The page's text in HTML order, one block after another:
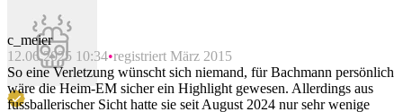
c_meier
12.06.2025 10:34 registriert März 2015
So eine Verletzung wünscht sich niemand, für Bachmann persönlich
wäre die Heim-EM sicher ein Highlight gewesen. Allerdings aus
fussballerischer Sicht hatte sie seit August 2024 nur sehr wenige